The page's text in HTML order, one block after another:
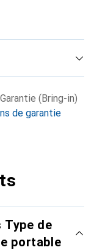
(Bring-in)
de garantie
Type de
portable